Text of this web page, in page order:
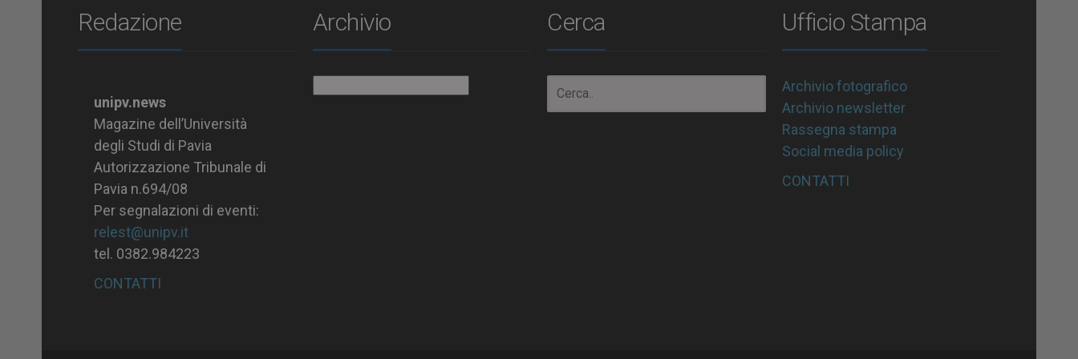
Redazione
unipv.news
Magazine dell’Università
degli Studi di Pavia
Autorizzazione Tribunale di
Pavia n.694/08
Per segnalazioni di eventi:
relest@unipv.it
tel. 0382.984223
CONTATTI
Archivio Cerca Ufficio Stampa
Archivio fotografico
Archivio newsletter
Rassegna stampa
Social media policy
CONTATTI